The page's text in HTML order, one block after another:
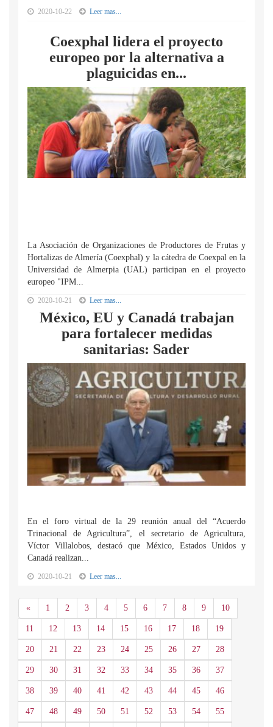
2020-10-22 Leer mas...
Coexphal lidera el proyecto
europeo por la alternativa a
plaguicidas en...
La Asociación de Organizaciones de Productores de Frutas y
Hortalizas de Almería (Coexphal) y la cátedra de Coexpal en la
Universidad de Almerpia (UAL) participan en el proyecto
europeo "IPM...
2020-10-21 Leer mas...
México, EU y Canadá trabajan
para fortalecer medidas
sanitarias: Sader
En el foro virtual de la 29 reunión anual del “Acuerdo
Trinacional de Agricultura”, el secretario de Agricultura,
Víctor Villalobos, destacó que México, Estados Unidos y
Canadá realizan...
2020-10-21 Leer mas...
«Anterior
1 2 3 4 5 6 7 8 9 10
11 12 13 14 15 16 17 18 19
20 21 22 23 24 25 26 27 28
29 30 31 32 33 34 35 36 37
38 39 40 41 42 43 44 45 46
47 48 49 50 51 52 53 54 55